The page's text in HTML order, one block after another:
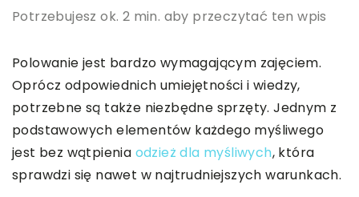
Potrzebujesz ok. 2 min. aby przeczytać ten wpis
Polowanie jest bardzo wymagającym zajęciem.
Oprócz odpowiednich umiejętności i wiedzy,
potrzebne są także niezbędne sprzęty. Jednym z
podstawowych elementów każdego myśliwego
jest bez wątpienia odzież dla myśliwych, która
sprawdzi się nawet w najtrudniejszych warunkach.